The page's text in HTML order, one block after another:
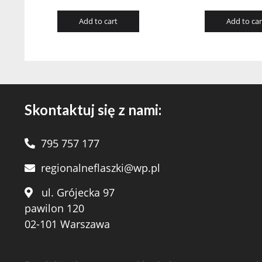
Add to cart Add to
Skontaktuj się z nami:
795 757 177
regionalneflaszki@wp.pl
ul. Grójecka 97
pawilon 120
02-101 Warszawa